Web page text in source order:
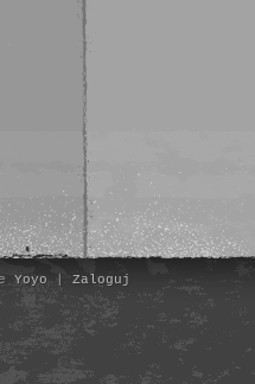
Yoyo Zaloguj